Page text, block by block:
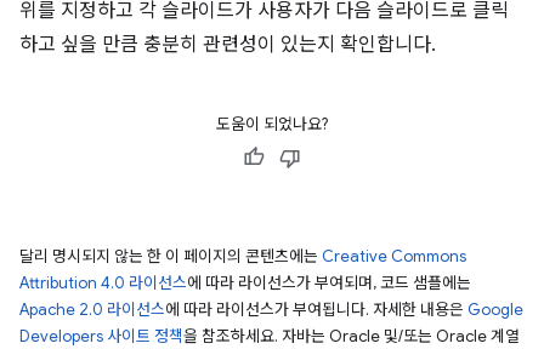
위를 지정하고 각 슬라이드가 사용자가 다음 슬라이드로 클릭
하고 싶을 만큼 충분히 관련성이 있는지 확인합니다.
도움이 되었나요?
달리 명시되지 않는 한 이 페이지의 콘텐츠에는 Creative Commons
Attribution 4.0 라이선스에 따라 라이선스가 부여되며, 코드 샘플에는
Apache 2.0 라이선스에 따라 라이선스가 부여됩니다. 자세한 내용은 Google
Developers 사이트 정책을 참조하세요. 자바는 Oracle 및/또는 Oracle 계열